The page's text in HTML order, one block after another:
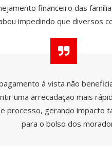
financeiro das
impedindo que diversos
à vista não
uma arrecadação mais
processo, gerando impacto
para o bolso dos